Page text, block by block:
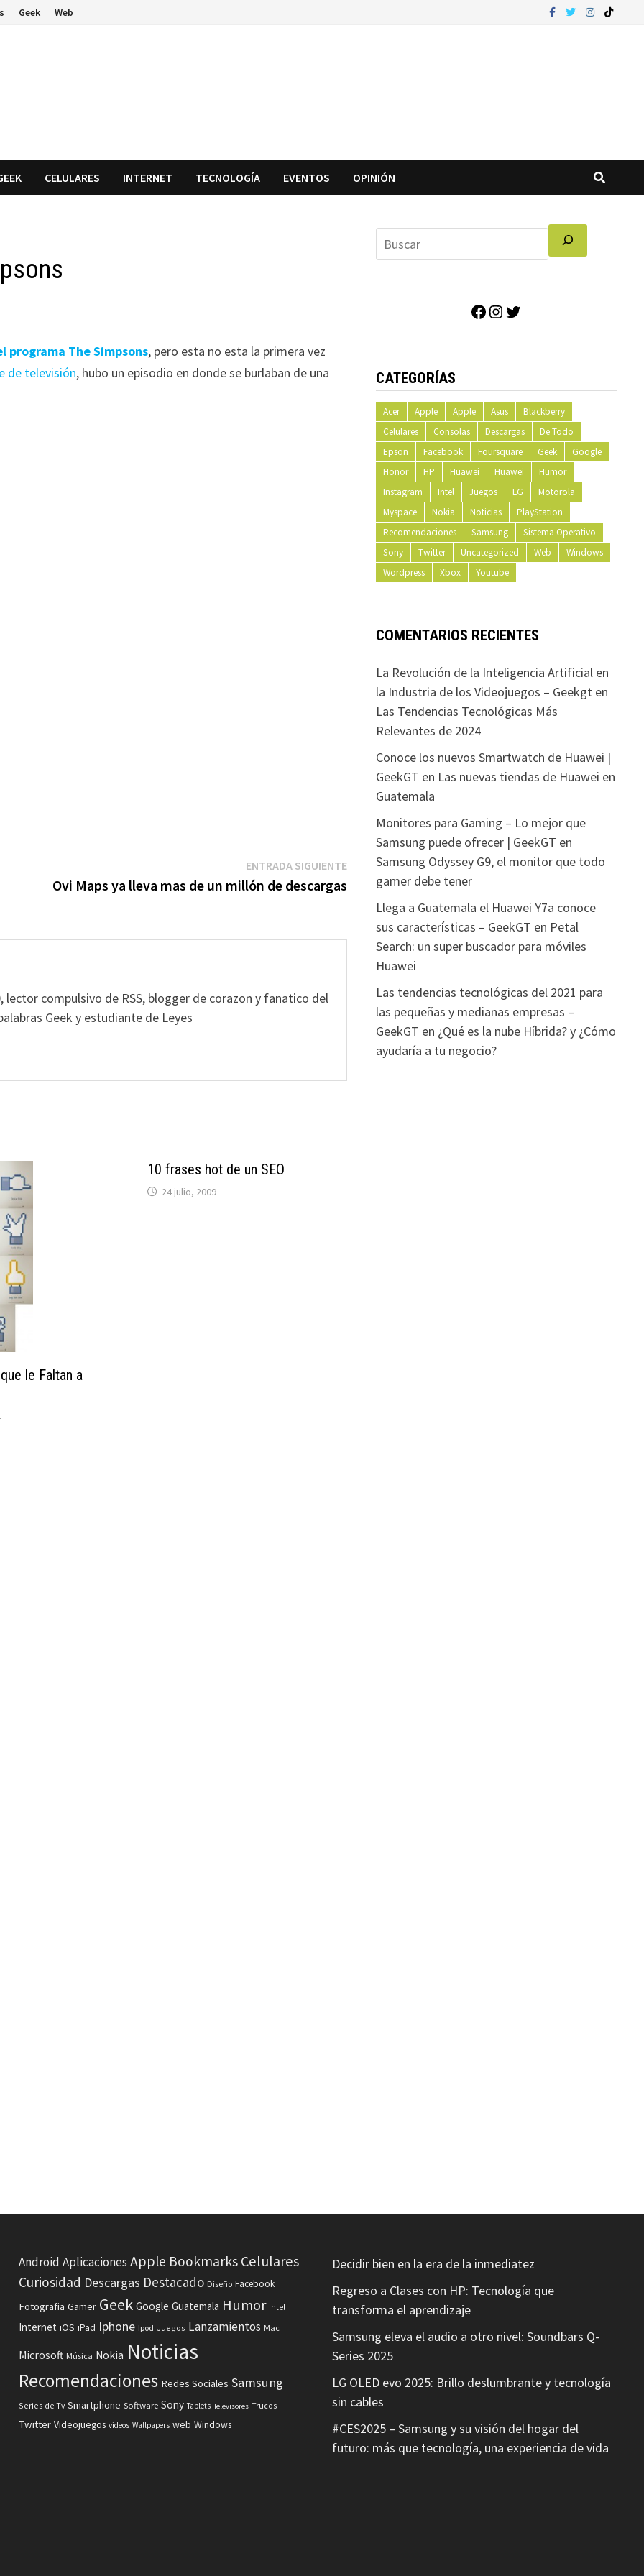
Geek Web
CELULARES INTERNET TECNOLOGÍA EVENTOS OPINIÓN
programa The Simpsons, pero esta no esta la primera vez
de televisión, hubo un episodio en donde se burlaban de una
ENTRADA SIGUIENTEEntrada
siguiente:
Ovi Maps ya lleva mas de un millón de descargas
compulsivo de RSS, blogger de corazon y fanatico del
Geek y estudiante de Leyes
le Faltan a
10 frases hot de un SEO
24 julio, 2009
Facebook
Instagram
CATEGORÍAS
Acer Apple Apple Asus
Blackberry
Celulares
Consolas Descargas
De Todo
Epson
Facebook Foursquare Geek
Google
Honor
HP Huawei Huawei
Humor
Instagram
Intel Juegos LG
Motorola
Myspace
Nokia Noticias
PlayStation
Recomendaciones
Samsung
Sistema Operativo
Sony
Twitter Uncategorized Web
Windows
Wordpress
Xbox Youtube
COMENTARIOS RECIENTES
La Revolución de la Inteligencia Artificial en
la Industria de los Videojuegos – Geekgten
Las Tendencias Tecnológicas Más
Relevantes de 2024
Conoce los nuevos Smartwatch de Huawei |
GeekGT en Las nuevas tiendas de Huawei en
Guatemala
Monitores para Gaming – Lo mejor que
Samsung puede ofrecer | GeekGT en
Samsung Odyssey G9, el monitor que todo
gamer debe tener
Llega a Guatemala el Huawei Y7a conoce
sus características – GeekGT en Petal
Search: un super buscador para móviles
Huawei
Las tendencias tecnológicas del 2021 para
las pequeñas y medianas empresas –
GeekGT en ¿Qué es la nube Híbrida? y ¿Cómo
ayudaría a tu negocio?
Android Aplicaciones Apple Bookmarks Celulares
Curiosidad Descargas Destacado Diseño Facebook
Fotografia Gamer Geek Google Guatemala Humor Intel
Internet iOS iPad Iphone Ipod Juegos Lanzamientos Mac
Microsoft Música Nokia Noticias
Recomendaciones Redes Sociales Samsung
Series de Tv Smartphone Software Sony Tablets Televisores Trucos
Twitter Videojuegos videos Wallpapers web Windows
Decidir bien en la era de la inmediatez
Regreso a Clases con HP: Tecnología que
transforma el aprendizaje
Samsung eleva el audio a otro nivel: Soundbars Q-
Series 2025
LG OLED evo 2025: Brillo deslumbrante y tecnología
sin cables
#CES2025 – Samsung y su visión del hogar del
futuro: más que tecnología, una experiencia de vida